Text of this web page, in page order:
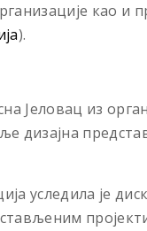
као и
).
Јеловац из
дизајна
уследила је